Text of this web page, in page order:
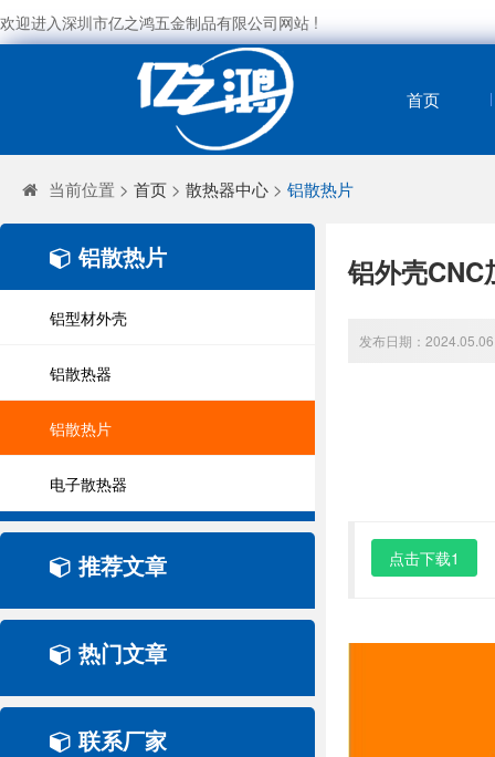
欢迎进入深圳市亿之鸿五金制品有限公司网站 !
首页
当前位置 > 首页 > 散热器中心 > 铝散热片
铝散热片
铝型材外壳
铝散热器
铝散热片
电子散热器
推荐文章
热门文章
联系厂家
铝外壳CNC
发布日期：
点击下载1